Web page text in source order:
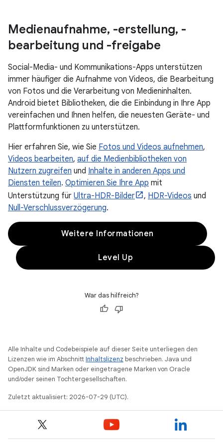
Medienaufnahme, -erstellung, -
bearbeitung und -freigabe
Social-Media- und Kommunikations-Apps unterstützen
immer häufiger die Aufnahme von Videos, die Bearbeitung
von Fotos und die Verarbeitung von Medieninhalten.
Android bietet Bibliotheken, die die Einbindung in Ihre App
vereinfachen und Ihnen helfen, die neuesten Geräte- und
Plattformfunktionen zu unterstützen.
Hier erfahren Sie, wie Sie Fotos und Videos aufnehmen,
Videos bearbeiten, auf die Medienbibliotheken von
Nutzern zugreifen und Inhalte in anderen Apps und
Diensten teilen. Optimieren Sie Ihre App mit
Unterstützung für Ultra-HDR-Bilder , HDR-Videos und
Null-Verschlussverzögerung.
Weitere Informationen
Level Up
War das hilfreich?
Alle Inhalte und Codebeispiele auf dieser Seite unterliegen den
Lizenzen wie im AbschnittInhaltslizenz beschrieben. Java und
OpenJDK sind Marken oder eingetragene Marken von Oracle
und/oder seinen Tochtergesellschaften.
Zuletzt aktualisiert: 2026-07-29 (UTC).